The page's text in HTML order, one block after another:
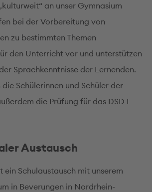
an unser Gymnasium
bei der Vorbereitung von
zu bestimmten Themen
den Unterricht vor und unterstützen
Sprachkenntnisse der Lernenden.
die Schülerinnen und Schüler der
die Prüfung für das DSD I
Austausch
ein Schulaustausch mit unserem
in Beverungen in Nordrhein-